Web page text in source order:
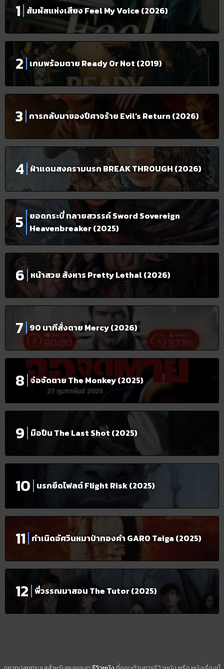
สัมผัสแห่งเสียง Feel My Voice (2026)
เกมพร้อมตาย Ready Or Not (2019)
การกลับมาของปีศาจร้าย Evil’s Return (2026)
ฝ่าแดนสงครามนรก BREAK THROUGH (2026)
ยอดกระบี่ ทลายสวรรค์ Sword Sovereign
Heavenbreaker (2025)
หน้าสวย สังหาร Pretty Lethal (2026)
90 นาทีสั่งตาย Mercy (2026)
จ๋อจัดตาย The Monkey (2025)
มือปืน The Last Shot (2025)
นรกยึดไฟลต์ Flight Risk (2025)
กำเนิดอัศวินหมาป่าทองคำ GARO Taiga (2025)
พี่วรรณมาสอน The Tutor (2025)